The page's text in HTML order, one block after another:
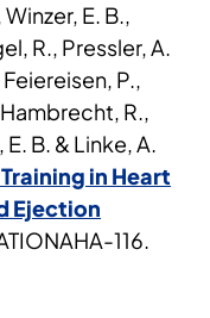
E. B.,
R., Pressler, A.
P.,
R.,
B. & Linke, A.
in Heart
Ejection
116.